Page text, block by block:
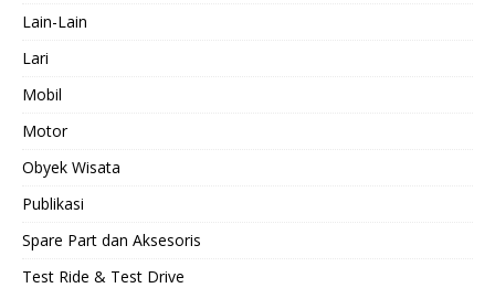
Lain-Lain
Lari
Mobil
Motor
Obyek Wisata
Publikasi
Spare Part dan Aksesoris
Test Ride & Test Drive